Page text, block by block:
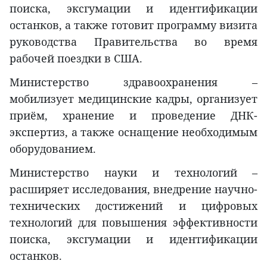
поиска, эксгумации и идентификации
останков, а также готовит программу визита
руководства Правительства во время
рабочей поездки в США.
Министерство здравоохранения –
мобилизует медицинские кадры, организует
приём, хранение и проведение ДНК-
экспертиз, а также оснащение необходимым
оборудованием.
Министерство науки и технологий –
расширяет исследования, внедрение научно-
технических достижений и цифровых
технологий для повышения эффективности
поиска, эксгумации и идентификации
останков.